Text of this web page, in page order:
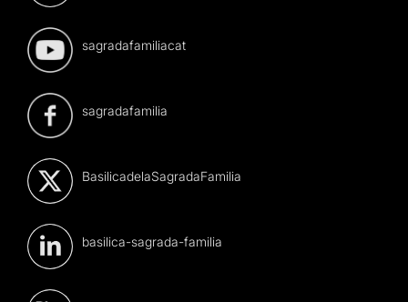
sagradafamiliacat
sagradafamilia
BasilicadelaSagradaFamilia
basilica-sagrada-familia